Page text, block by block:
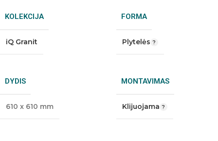
KOLEKCIJA
iQ Granit
FORMA
Plytelės
DYDIS
610 x 610 mm
MONTAVIMAS
Klijuojama